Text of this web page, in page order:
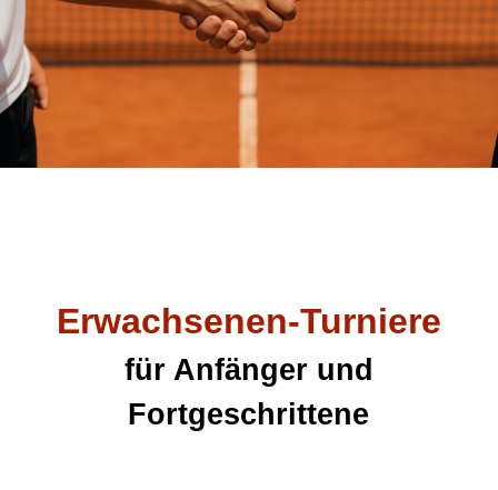
Erwachsenen-Turniere
für Anfänger und
Fortgeschrittene